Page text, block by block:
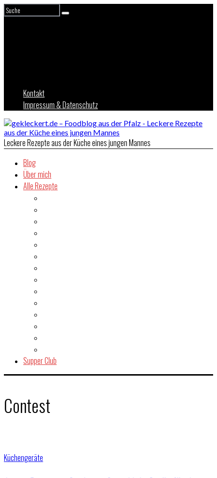
Kontakt
Impressum & Datenschutz
Leckere Rezepte aus der Küche eines jungen Mannes
Blog
Über mich
Alle Rezepte
Supper Club
Contest
Küchengeräte